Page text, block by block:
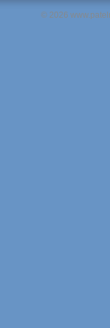
© 2026